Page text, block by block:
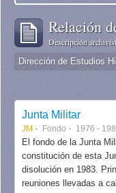
Relación
Descripción
Junta Militar
JM Fondo 1976 -
El fondo de la Junta
constitución de esta
disolución en 1983.
reuniones llevadas a